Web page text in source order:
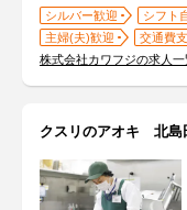
シルバー歓迎 シフト
主婦(夫)歓迎
交通費
株式会社カワフジの求人一
クスリのアオキ 北島